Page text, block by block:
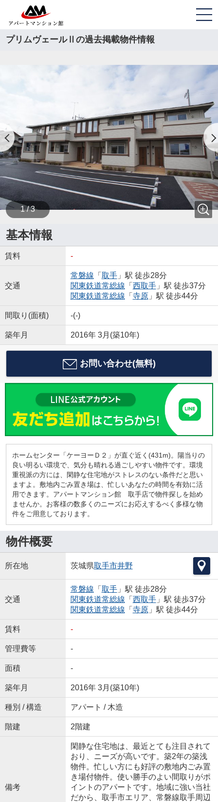
プリムヴェールⅡの過去掲載物件情報
1 / 3
基本情報
賃料 -
交通
常磐線 「 取手」駅 徒歩28分
関東鉄道常総線 「 西取手」駅 徒歩37分
関東鉄道常総線 「 寺原」駅 徒歩44分
間取り(面積) -(-)
築年月 2016年 3月(築10年)
お問い合わせ(無料)
ホームセンター「ケーヨーＤ２」が直ぐ近く(431m)。陽当りの
良い明るい環境で、気分も晴れる過ごしやすい物件です。環境
重視派の方には、閑静な住宅地がストレスのない条件だと思い
ますよ。敷地内ごみ置き場は、忙しいあなたの時間を有効に活
用できます。アパートマンション館 取手店で物件探しを始め
ませんか。お客様の数多くのニーズにお応えするべく多様な物
件をご用意しております。
物件概要
所在地 茨城県取手市井野
交通
常磐線 「 取手」駅 徒歩28分
関東鉄道常総線 「 西取手」駅 徒歩37分
関東鉄道常総線 「 寺原」駅 徒歩44分
賃料 -
管理費等 -
面積 -
築年月 2016年 3月(築10年)
種別 / 構造 アパート / 木造
階建 2階建
備考
閑静な住宅地は、最近とても注目されて
おり、ニーズが高いです。築2年の築浅
物件。忙しい方にも好評の敷地内ごみ置
き場付物件。使い勝手のよい間取りがポ
イントのアパートです。地域に強い当社
だから、取手市エリア、常磐線取手周辺